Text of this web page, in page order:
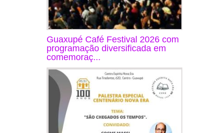
Guaxupé Café Festival 2026 com
programação diversificada em
comemoraç...